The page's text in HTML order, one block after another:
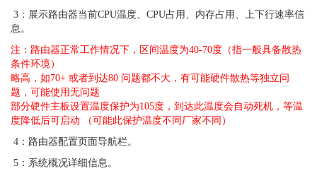
3 ：展示路由器当前CPU温度、CPU占用、内存占用、上下行速率信
息。
注：路由器正常工作情况下，区间温度为40-70度（指一般具备散热
条件环境）
略高，如70+ 或者到达80 问题都不大，有可能硬件散热等独立问
题，可能使用无问题
部分硬件主板设置温度保护为105度，到达此温度会自动死机，等温
度降低后可启动 （可能此保护温度不同厂家不同）
4 ：路由器配置页面导航栏。
5 ：系统概况详细信息。